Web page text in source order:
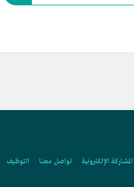
المشاركة الإلكترونية تواصل معنا التوظيف